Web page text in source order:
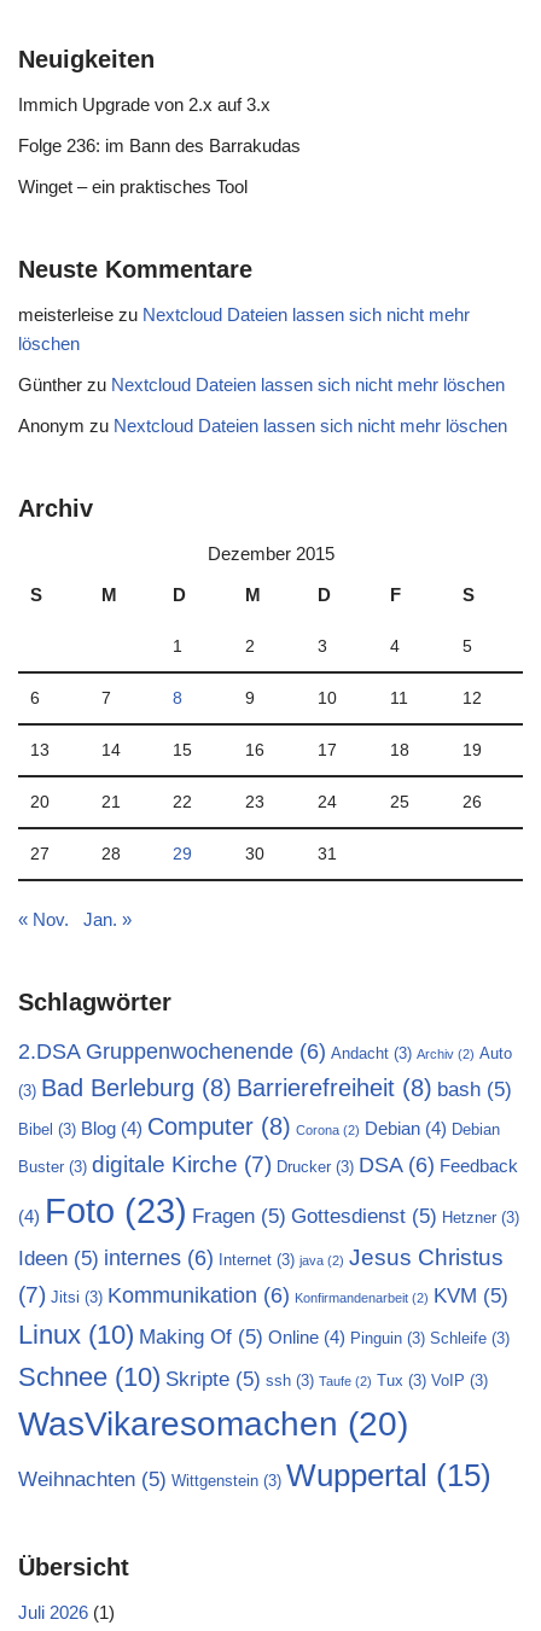
Neuigkeiten
Immich Upgrade von 2.x auf 3.x
Folge 236: im Bann des Barrakudas
Winget – ein praktisches Tool
Neuste Kommentare
meisterleise zu Nextcloud Dateien lassen sich nicht mehr
löschen
Günther zu Nextcloud Dateien lassen sich nicht mehr löschen
Anonym zu Nextcloud Dateien lassen sich nicht mehr löschen
Archiv
Dezember 2015
S
M D M D F S
1 2 3 4 5
6 7 8 9 10 11 12
13 14 15 16 17 18 19
20 21 22 23 24 25 26
27 28 29 30 31
« Nov. Jan. »
Schlagwörter
2.DSA Gruppenwochenende (6) Andacht (3) Archiv (2) Auto
(3) Bad Berleburg (8) Barrierefreiheit (8) bash (5)
Bibel (3) Blog (4) Computer (8) Corona (2) Debian (4) Debian
Buster (3) digitale Kirche (7) Drucker (3) DSA(6) Feedback
(4) Foto (23) Fragen (5) Gottesdienst (5) Hetzner (3)
Ideen (5) internes (6) Internet (3) java (2) Jesus Christus
(7) Jitsi (3) Kommunikation (6) Konfirmandenarbeit (2) KVM (5)
Linux (10) Making Of (5) Online (4) Pinguin (3) Schleife (3)
Schnee (10) Skripte (5) ssh (3) Taufe (2) Tux (3) VoIP (3)
WasVikaresomachen (20)
Weihnachten (5) Wittgenstein (3) Wuppertal (15)
Übersicht
Juli 2026 (1)